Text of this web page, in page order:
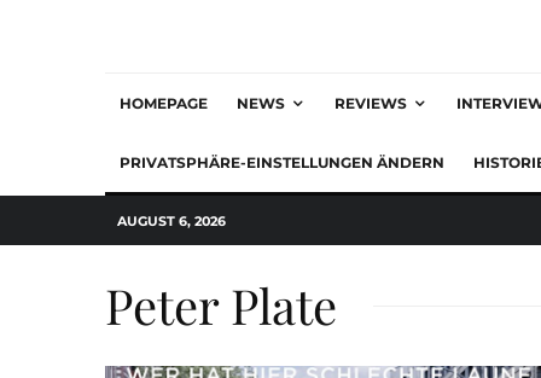
HOMEPAGE NEWS REVIEWS
PRIVATSPHÄRE-EINSTELLUNGEN ÄNDERN
AUGUST 6, 2026
Peter Plate